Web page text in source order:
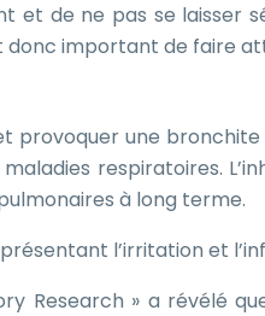
et de ne pas se
donc important de faire
une
respiratoires.
à long terme.
l’irritation et
Research » a révélé